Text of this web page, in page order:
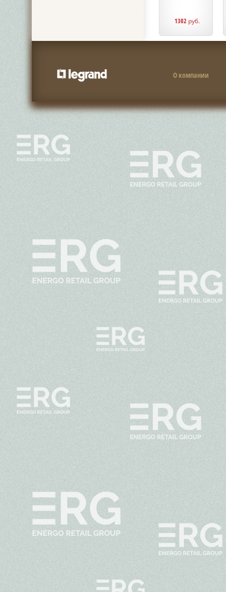
1302 руб.
О компании